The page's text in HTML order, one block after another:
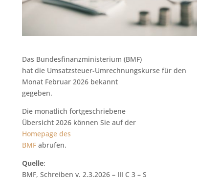
Das Bundesfinanzministerium (BMF)
hat die Umsatzsteuer-Umrechnungskurse für den
Monat Februar 2026 bekannt
gegeben.
Die monatlich fortgeschriebene
Übersicht 2026 können Sie auf der
Homepage des
BMFabrufen.
Quelle:
BMF, Schreiben v. 2.3.2026 – III C 3 – S